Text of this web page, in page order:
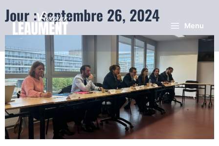
Menu
Jour : septembre 26, 2024